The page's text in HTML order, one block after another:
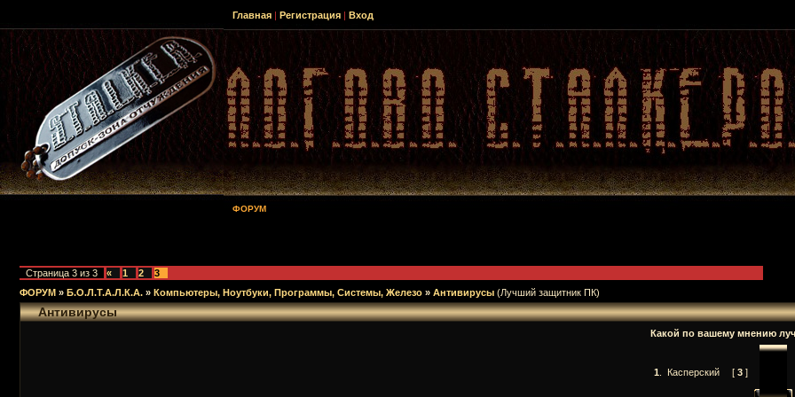
Главная | Регистрация | Вход
ФОРУМ
Страница 3 из 3 « 1 2
3
ФОРУМ » Б.О.Л.Т.А.Л.К.А. » Компьютеры, Ноутбуки, Программы, Системы, Железо » Антивирусы (Лучший защитник ПК)
Антивирусы
Какой по вашему мнению
1. Касперский [ 3]